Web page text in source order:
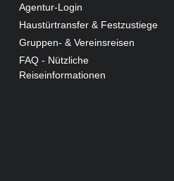
Agentur-Login
Haustürtransfer & Festzustiege
Gruppen- & Vereinsreisen
FAQ - Nützliche
Reiseinformationen